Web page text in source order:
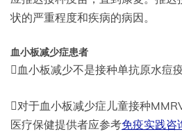
状的严重程度和疾病的病因。
血小板减少症患者
血小板减少不是接种单抗原水痘
对于血小板减少症儿童接种
医疗保健提供者应参考免疫实践咨